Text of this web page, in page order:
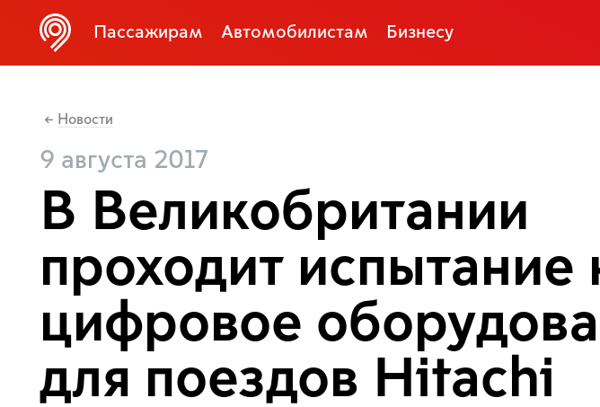
Пассажирам Автомобилистам Бизнесу
← Новости
9 августа 2017
В Великобритании
проходит испытание
цифровое
для поездов Hitachi